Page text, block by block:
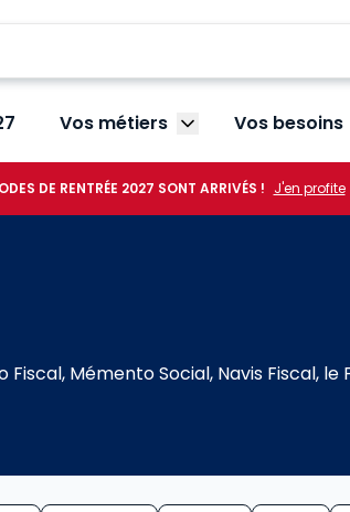
Vos métiers Afficher le sous-
Vos besoins
DE RENTRÉE 2027 SONT ARRIVÉS ! J'en profite
Mémento Social, Navis Fiscal, le